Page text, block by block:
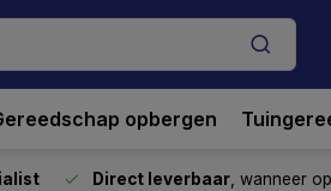
opbergen
Direct leverbaar , wanneer